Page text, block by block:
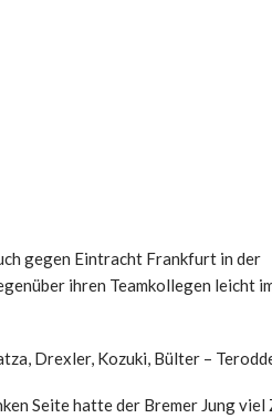
gegen Eintracht Frankfurt in der
ihren Teamkollegen leicht
Drexler, Kozuki, Bülter –
Seite hatte der Bremer Jung viel